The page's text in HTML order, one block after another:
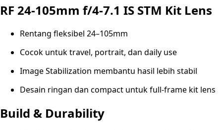
RF 24-105mm f/4-7.1 IS STM Kit Lens
Rentang fleksibel 24–105mm
Cocok untuk travel, portrait, dan daily use
Image Stabilization membantu hasil lebih stabil
Desain ringan dan compact untuk full-frame kit lens
Build & Durability